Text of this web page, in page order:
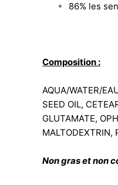
86% les
Composition :
AQUA/WATER/
SEED OIL,
GLUTAMATE,
MALTODEXTRIN,
Non gras et non